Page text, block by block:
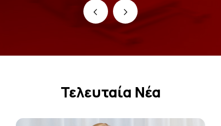
‹ ›
Τελευταία Νέα